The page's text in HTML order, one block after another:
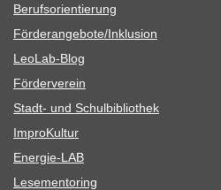
Berufs­ori­en­tie­rung
Förderangebote/​​Inklusion
Leo­Lab-Blog
För­der­ver­ein
Stadt- und Schulbibliothek
Impro­Kul­tur
Ener­­gie-LAB
Lese­men­to­ring